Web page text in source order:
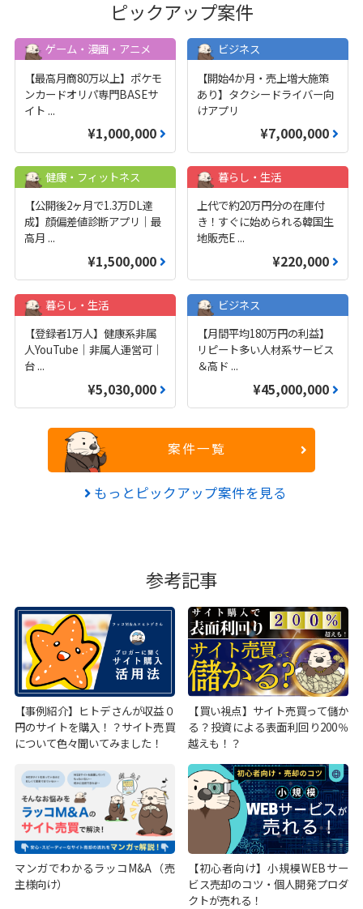
ピックアップ案件
ゲーム・漫画・アニメ
【最高月商80万以上】ポケモ
ンカードオリパ専門BASEサ
イト ...
¥1,000,000
ビジネス
【開始4か月・売上増大施策
あり】タクシードライバー向
けアプリ
¥7,000,000
健康・フィットネス
【公開後2ヶ月で1.3万DL達
成】顔偏差値診断アプリ｜最
高月 ...
¥1,500,000
暮らし・生活
上代で約20万円分の在庫付
き！すぐに始められる韓国生
地販売E ...
¥220,000
暮らし・生活
【登録者1万人】健康系非属
人YouTube｜非属人運営可｜
台 ...
¥5,030,000
ビジネス
【月間平均180万円の利益】
リピート多い人材系サービス
＆高ド ...
¥45,000,000
案件一覧
もっとピックアップ案件を見る
参考記事
【事例紹介】ヒトデさんが収益０
円のサイトを購入！？サイト売買
について色々聞いてみました！
【買い視点】サイト売買って儲か
る？投資による表面利回り200％
越えも！？
マンガでわかるラッコM&A（売
主様向け）
【初心者向け】小規模WEBサー
ビス売却のコツ・個人開発プロダ
クトが売れる！